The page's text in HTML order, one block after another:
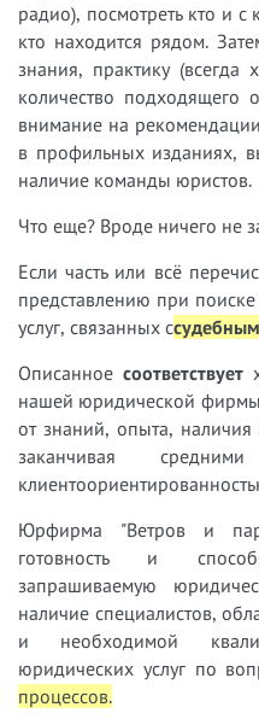
радио), посмотреть кто и с
кто находится рядом.
знания, практику (всегда
количество подходящего
внимание на
в профильных изданиях,
наличие команды юристов.
Что еще? Вроде ничего не
Если часть или всё
представлению при
услуг, связанных с
Описанное соответствует
нашей юридической
от знаний, опыта, наличия
заканчивая
Юрфирма "Ветров и
готовность и
запрашиваемую
наличие специалистов,
и необходимой
юридических услуг по
процессов.